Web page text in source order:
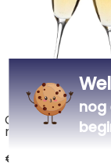
Champagneglas
met initialen
€ 19,90
nog